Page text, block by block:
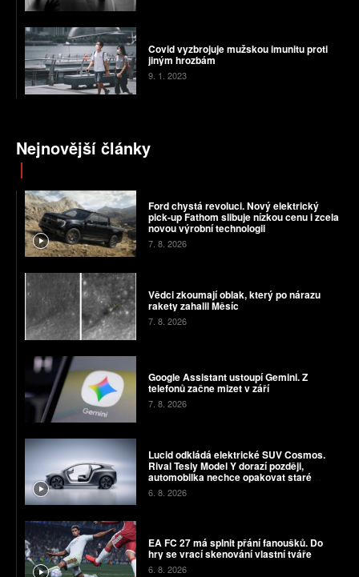
Covid vyzbrojuje mužskou imunitu proti
jiným hrozbám
9. 1. 2023
Nejnovější články
Ford chystá revoluci. Nový elektrický
pick-up Fathom slibuje nízkou cenu i zcela
novou výrobní technologii
7. 8. 2026
Vědci zkoumají oblak, který po nárazu
rakety zahalil Měsíc
7. 8. 2026
Google Assistant ustoupí Gemini. Z
telefonů začne mizet v září
7. 8. 2026
Lucid odkládá elektrické SUV Cosmos.
Rival Tesly Model Y dorazí později,
automobilka nechce opakovat staré
chyby
6. 8. 2026
EA FC 27 má splnit přání fanoušků. Do
hry se vrací skenování vlastní tváře
6. 8. 2026